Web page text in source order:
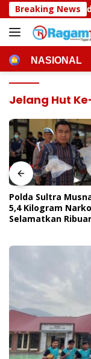
Langsung
ke
konten
Breaking News
Polda
HOMENASIONAL
Jelang Hut
Polda Sultra
5,4 Kilogram
Selamatkan